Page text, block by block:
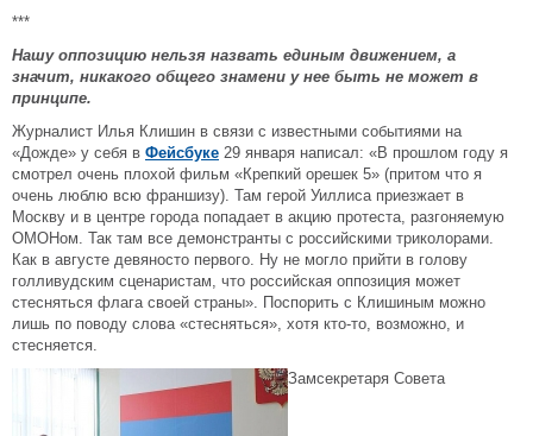
***
Нашу оппозицию нельзя назвать единым движением, а
значит, никакого общего знамени у нее быть не может в
принципе.
Журналист Илья Клишин в связи с известными событиями на
«Дожде» у себя в Фейсбуке 29 января написал: «В прошлом году я
смотрел очень плохой фильм «Крепкий орешек 5» (притом что я
очень люблю всю франшизу). Там герой Уиллиса приезжает в
Москву и в центре города попадает в акцию протеста, разгоняемую
ОМОНом. Так там все демонстранты с российскими триколорами.
Как в августе девяносто первого. Ну не могло прийти в голову
голливудским сценаристам, что российская оппозиция может
стесняться флага своей страны». Поспорить с Клишиным можно
лишь по поводу слова «стесняться», хотя кто-то, возможно, и
стесняется.
Замсекретаря Совета